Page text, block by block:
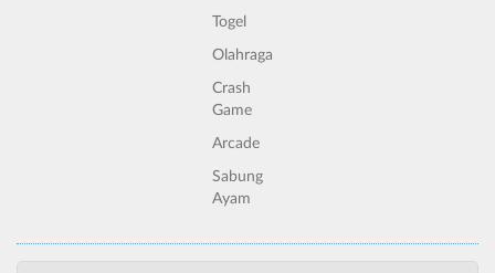
Togel
Olahraga
Crash
Game
Arcade
Sabung
Ayam